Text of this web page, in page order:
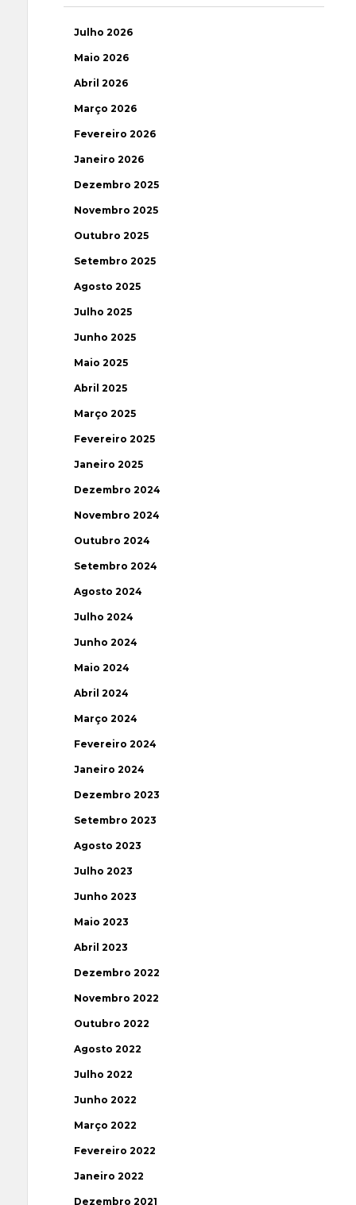
Julho 2026
Maio 2026
Abril 2026
Março 2026
Fevereiro 2026
Janeiro 2026
Dezembro 2025
Novembro 2025
Outubro 2025
Setembro 2025
Agosto 2025
Julho 2025
Junho 2025
Maio 2025
Abril 2025
Março 2025
Fevereiro 2025
Janeiro 2025
Dezembro 2024
Novembro 2024
Outubro 2024
Setembro 2024
Agosto 2024
Julho 2024
Junho 2024
Maio 2024
Abril 2024
Março 2024
Fevereiro 2024
Janeiro 2024
Dezembro 2023
Setembro 2023
Agosto 2023
Julho 2023
Junho 2023
Maio 2023
Abril 2023
Dezembro 2022
Novembro 2022
Outubro 2022
Agosto 2022
Julho 2022
Junho 2022
Março 2022
Fevereiro 2022
Janeiro 2022
Dezembro 2021